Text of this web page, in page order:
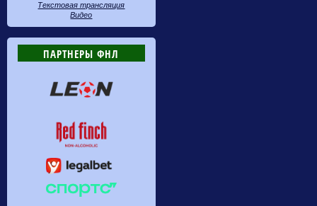
Текстовая трансляция
Видео
ПАРТНЕРЫ ФНЛ